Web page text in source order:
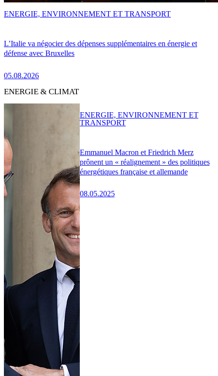
L’Italie va négocier des dépenses supplémentaires en énergie et
défense avec Bruxelles
05.08.2026
ENERGIE, ENVIRONNEMENT ET TRANSPORT
ENERGIE & CLIMAT
Emmanuel Macron et Friedrich Merz
prônent un « réalignement » des politiques
énergétiques française et allemande
08.05.2025
ENERGIE, ENVIRONNEMENT ET
TRANSPORT